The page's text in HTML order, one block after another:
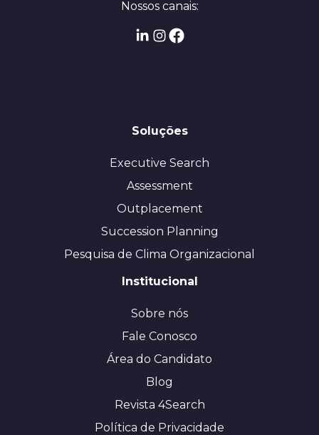
Nossos canais:
Soluções
Executive Search
Assessment
Outplacement
Succession Planning
Pesquisa de Clima Organizacional
Institucional
Sobre nós
Fale Conosco
Área do Candidato
Blog
Revista 4Search
Política de Privacidade